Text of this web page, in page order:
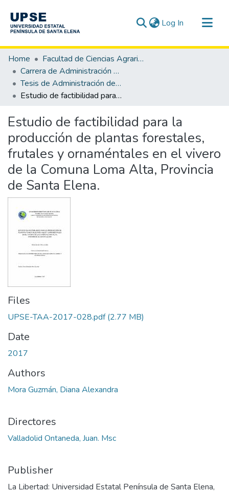
Log In (current)
Communities & Collections
All of DSpace
Statistics
Home
Facultad de Ciencias Agrarias
Carrera de Administración de Empresas Agropecuarias y Agronegocios
Tesis de Administración de Empresas Agropecuarias y Agronegocios
Estudio de factibilidad para la producción de plantas forestales, frutales y ornaméntales en el vivero de la Comuna Loma Alta, Provincia de Santa Elena.
Estudio de factibilidad para la
producción de plantas forestales,
frutales y ornaméntales en el vivero
de la Comuna Loma Alta, Provincia
de Santa Elena.
Files
UPSE-TAA-2017-028.pdf(2.77 MB)
Date
2017
Authors
Mora Guzmán, Diana Alexandra
Directores
Valladolid Ontaneda, Juan. Msc
Publisher
La Libertad: Universidad Estatal Península de Santa Elena,